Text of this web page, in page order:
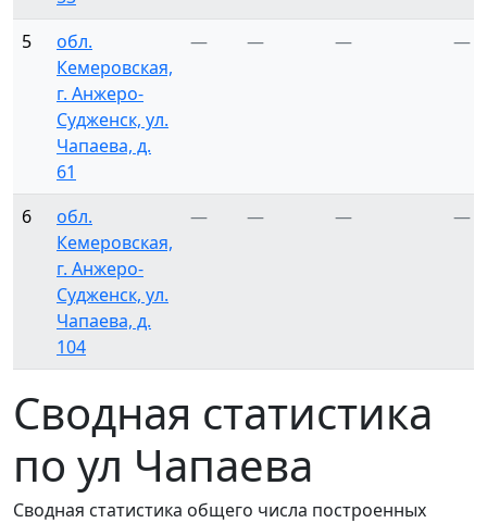
5
обл.
Кемеровская,
г. Анжеро-
Судженск, ул.
Чапаева, д.
61
— — — —
6
обл.
Кемеровская,
г. Анжеро-
Судженск, ул.
Чапаева, д.
104
— — — —
Сводная статистика
по ул Чапаева
Сводная статистика общего числа построенных